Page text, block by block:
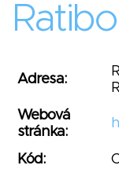
Adresa:
Webová
stránka:
Kód: